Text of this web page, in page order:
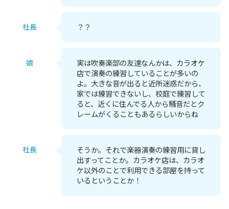
社長 ？？
娘
実は吹奏楽部の友達なんかは、カラオケ
店で演奏の練習していることが多いの
よ。大きな音が出ると近所迷惑だから、
家では練習できないし、校庭で練習して
ると、近くに住んでる人から騒音だとク
レームがくることもあるらしいからね
社長
そうか。それで楽器演奏の練習用に貸し
出すってことか。カラオケ店は、カラオ
ケ以外のことで利用できる部屋を持って
いるということか！